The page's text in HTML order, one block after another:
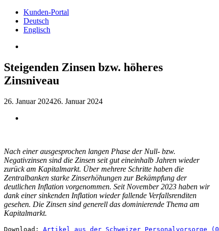
Kunden-Portal
Deutsch
Englisch
Steigenden Zinsen bzw. höheres
Zinsniveau
26. Januar 202426. Januar 2024
Nach einer ausgesprochen langen Phase der Null- bzw.
Negativzinsen sind die Zinsen seit gut eineinhalb Jahren wieder
zurück am Kapitalmarkt. Über mehrere Schritte haben die
Zentralbanken starke Zinserhöhungen zur Bekämpfung der
deutlichen Inflation vorgenommen. Seit November 2023 haben wir
dank einer sinkenden Inflation wieder fallende Verfallsrenditen
gesehen. Die Zinsen sind generell das dominierende Thema am
Kapitalmarkt.
Download: Artikel aus der Schweizer Personalvorsorge